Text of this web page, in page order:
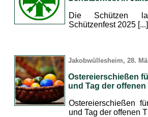
Die Schützen
Schützenfest 2025 [...]
Jakobwüllesheim, 28.
Ostereierschießen
und Tag der offenen
Ostereierschießen
und Tag der offenen